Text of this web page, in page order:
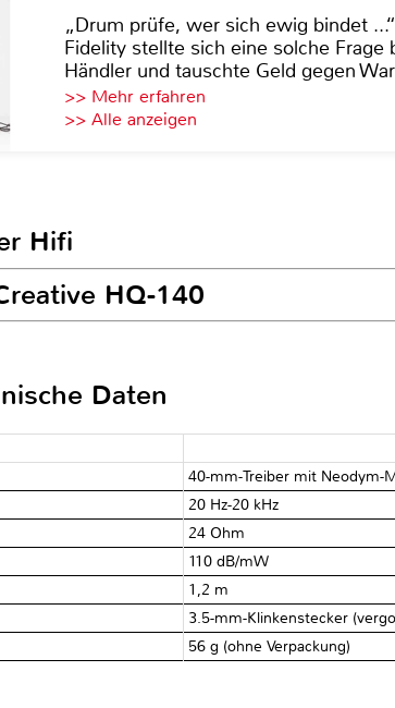
„Drum prüfe, wer sich ewig bindet
Fidelity stellte sich eine solche
Händler und tauschte Geld gegen
>> Mehr erfahren
>> Alle anzeigen
Hifi
HQ-140
Daten
40-mm-Treiber mit Neodym-
20 Hz-20 kHz
24 Ohm
110 dB/mW
1,2 m
3.5-mm-Klinkenstecker
56 g (ohne Verpackung)